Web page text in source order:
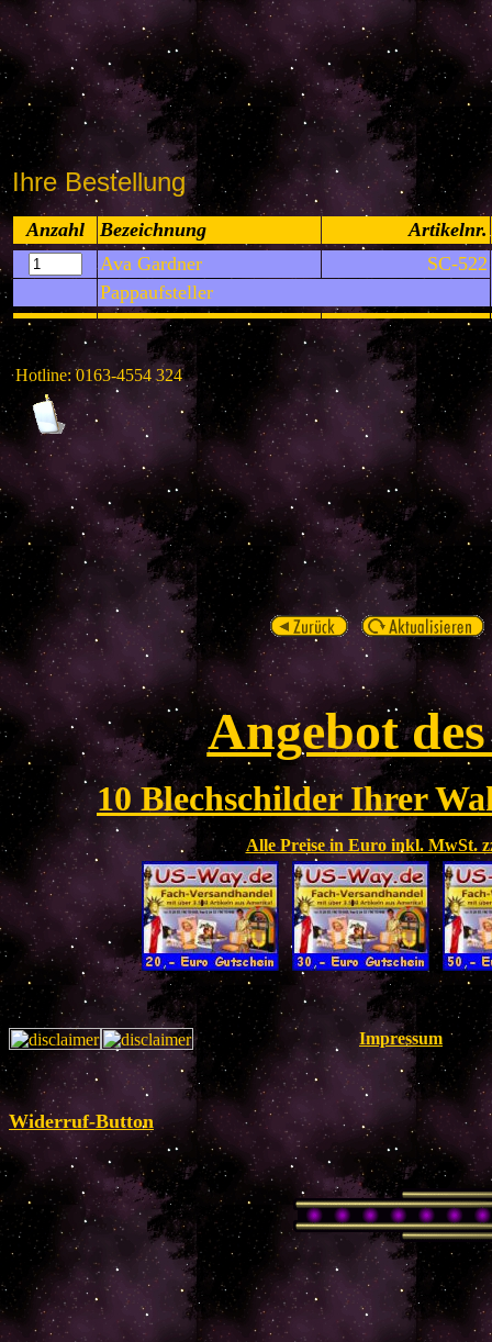
Ihre Bestellung
Anzahl Bezeichnung
Artikelnr.
Ava Gardner
SC-522
Pappaufsteller
Hotline: 0163-4554 324
Angebot
10 Blechschilder Ihrer
Alle Preise in Euro inkl. MwSt.
Impressum
Widerruf-Button